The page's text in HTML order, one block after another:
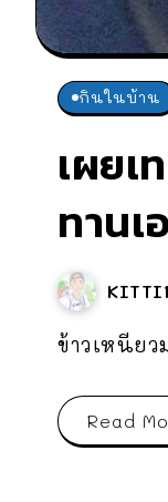
กินในบ้าน
เผยเ
ทานเ
ข้าวเหนีย
Read